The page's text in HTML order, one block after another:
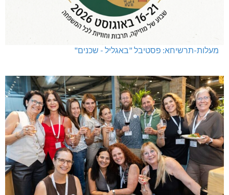
מעלות-תרשיחא: פסטיבל "באגליל - שכנים"